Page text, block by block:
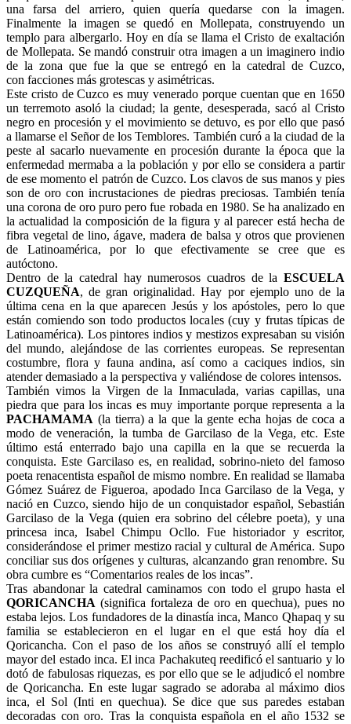
una farsa del arriero, quien quería quedarse con la imagen.
Finalmente la imagen se quedó en Mollepata, construyendo un
templo para albergarlo. Hoy en día se llama el Cristo de exaltación
de Mollepata. Se mandó construir otra imagen a un imaginero indio
de la zona que fue la que se entregó en la catedral de Cuzco,
con facciones más grotescas y asimétricas.
Este cristo de Cuzco es muy venerado porque cuentan que en 1650
un terremoto asoló la ciudad; la gente, desesperada, sacó al Cristo
negro en procesión y el movimiento se detuvo, es por ello que pasó
a llamarse el Señor de los Temblores. También curó a la ciudad de la
peste al sacarlo nuevamente en procesión durante la época que la
enfermedad mermaba a la población y por ello se considera a partir
de ese momento el patrón de Cuzco. Los clavos de sus manos y pies
son de oro con incrustaciones de piedras preciosas. También tenía
una corona de oro puro pero fue robada en 1980. Se ha analizado en
la actualidad la composición de la figura y al parecer está hecha de
fibra vegetal de lino, ágave, madera de balsa y otros que provienen
de Latinoamérica, por lo que efectivamente se cree que es
autóctono.
Dentro de la catedral hay numerosos cuadros de la ESCUELA
CUZQUEÑA, de gran originalidad. Hay por ejemplo uno de la
última cena en la que aparecen Jesús y los apóstoles, pero lo que
están comiendo son todo productos locales (cuy y frutas típicas de
Latinoamérica). Los pintores indios y mestizos expresaban su visión
del mundo, alejándose de las corrientes europeas. Se representan
costumbre, flora y fauna andina, así como a caciques indios, sin
atender demasiado a la perspectiva y valiéndose de colores intensos.
También vimos la Virgen de la Inmaculada, varias capillas, una
piedra que para los incas es muy importante porque representa a la
PACHAMAMA (la tierra) a la que la gente echa hojas de coca a
modo de veneración, la tumba de Garcilaso de la Vega, etc. Este
último está enterrado bajo una capilla en la que se recuerda la
conquista. Este Garcilaso es, en realidad, sobrino-nieto del famoso
poeta renacentista español de mismo nombre. En realidad se llamaba
Gómez Suárez de Figueroa, apodado Inca Garcilaso de la Vega, y
nació en Cuzco, siendo hijo de un conquistador español, Sebastián
Garcilaso de la Vega (quien era sobrino del célebre poeta), y una
princesa inca, Isabel Chimpu Ocllo. Fue historiador y escritor,
considerándose el primer mestizo racial y cultural de América. Supo
conciliar sus dos orígenes y culturas, alcanzando gran renombre. Su
obra cumbre es “Comentarios reales de los incas”.
Tras abandonar la catedral caminamos con todo el grupo hasta el
QORICANCHA (significa fortaleza de oro en quechua), pues no
estaba lejos. Los fundadores de la dinastía inca, Manco Qhapaq y su
familia se establecieron en el lugar en el que está hoy día el
Qoricancha. Con el paso de los años se construyó allí el templo
mayor del estado inca. El inca Pachakuteq reedificó el santuario y lo
dotó de fabulosas riquezas, es por ello que se le adjudicó el nombre
de Qoricancha. En este lugar sagrado se adoraba al máximo dios
inca, el Sol (Inti en quechua). Se dice que sus paredes estaban
decoradas con oro. Tras la conquista española en el año 1532 se